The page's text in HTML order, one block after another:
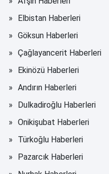
Elbistan Haberleri
Göksun Haberleri
Çağlayancerit Haberleri
Ekinözü Haberleri
Andırın Haberleri
Dulkadiroğlu Haberleri
Onikişubat Haberleri
Türkoğlu Haberleri
Pazarcık Haberleri